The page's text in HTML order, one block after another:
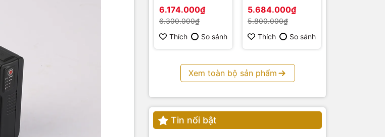
6.174.000₫
6.300.000₫
Thích
So sánh
5.684.000₫
5.800.000₫
Thích
So sánh
Xem toàn bộ sản phẩm
Tin nổi bật